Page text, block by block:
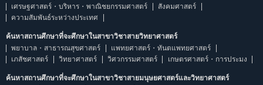
เศรษฐศาสตร์・บริหาร・พาณิชยกรรมศาสตร์
สังคมศาสตร์
ความสัมพันธ์ระหว่างประเทศ
ค้นหาสถานศึกษาที่จะศึกษาในสาขาวิชาสายวิทยาศาสตร์
พยาบาล・สาธารณสุขศาสตร์
แพทยศาสตร์・ทันตแพทยศาสตร์
เภสัชศาสตร์
วิทยาศาสตร์ วิศวกรรมศาสตร์ เกษตรศาสตร์・การประมง
ค้นหาสถานศึกษาที่จะศึกษาในสาขาวิชาสายมนุษยศาสตร์และวิทยาศาสตร์